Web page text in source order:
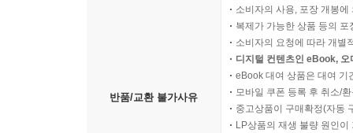
반품/교환 불가사유
소비자의 사용, 포장 개봉
복제가 가능한 상품 등의
소비자의 요청에 따라 개별
디지털 컨텐츠인 eBook,
eBook 대여 상품은 대여 기
모바일 쿠폰 등록 후 취소/
중고상품이 구매확정(자동
LP상품의 재생 불량 원인